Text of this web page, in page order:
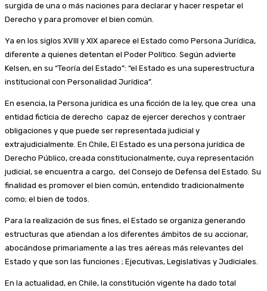
surgida de una o más naciones para declarar y hacer respetar el
Derecho y para promover el bien común.
Ya en los siglos XVIII y XIX aparece el Estado como Persona Jurídica,
diferente a quienes detentan el Poder Político. Según advierte
Kelsen, en su “Teoría del Estado”: “el Estado es una superestructura
institucional con Personalidad Jurídica”.
En esencia, la Persona jurídica es una ficción de la ley, que crea una
entidad ficticia de derecho capaz de ejercer derechos y contraer
obligaciones y que puede ser representada judicial y
extrajudicialmente. En Chile, El Estado es una persona jurídica de
Derecho Público, creada constitucionalmente, cuya representación
judicial, se encuentra a cargo, del Consejo de Defensa del Estado. Su
finalidad es promover el bien común, entendido tradicionalmente
como; el bien de todos.
Para la realización de sus fines, el Estado se organiza generando
estructuras que atiendan a los diferentes ámbitos de su accionar,
abocándose primariamente a las tres aéreas más relevantes del
Estado y que son las funciones ; Ejecutivas, Legislativas y Judiciales.
En la actualidad, en Chile, la constitución vigente ha dado total